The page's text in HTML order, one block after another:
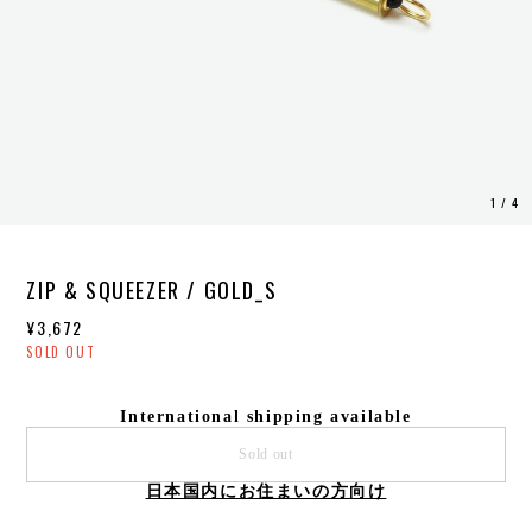
1 /4
ZIP & SQUEEZER / GOLD_S
¥3,672
SOLD OUT
International shipping available
Sold out
日本国内にお住まいの方向け